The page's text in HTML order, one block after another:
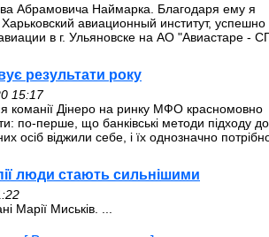
Абрамовича Наймарка. Благодаря ему я
авиационный институт, успешно
в г. Ульяновске на АО "Авиастаре -
результати року
15:17
команії Дінеро на ринку МФО красномовно
по-перше, що банківські методи підходу до
осіб віджили себе, і їх однозначно
люди стають сильнішими
Марії Миськів. ...